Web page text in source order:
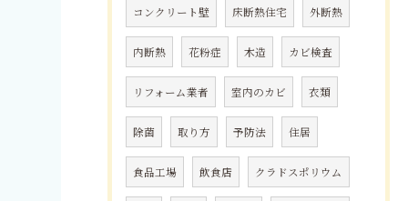
コンクリート壁 床断熱住宅 外断熱
内断熱 花粉症 木造 カビ検査
リフォーム業者 室内のカビ 衣類
除菌 取り方 予防法 住居
食品工場 飲食店 クラドスポリウム